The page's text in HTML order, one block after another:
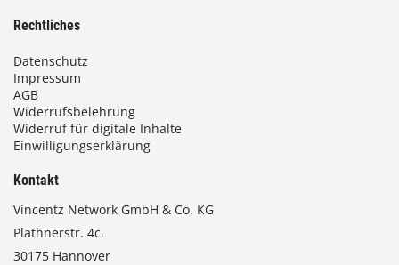
Rechtliches
Datenschutz
Impressum
AGB
Widerrufsbelehrung
Widerruf für digitale Inhalte
Einwilligungserklärung
Kontakt
Vincentz Network GmbH & Co. KG
Plathnerstr. 4c,
30175 Hannover